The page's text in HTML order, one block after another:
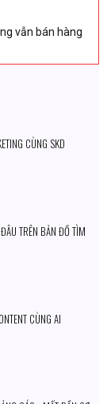
2 Tháng 27
CÙNG SKD
TRÊN BẢN ĐỒ TÌM
CÙNG AI